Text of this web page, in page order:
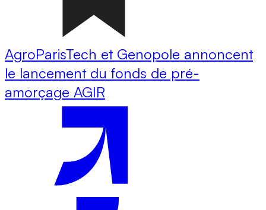
AgroParisTech et Genopole annoncent
le lancement du fonds de pré-
amorçage AGIR